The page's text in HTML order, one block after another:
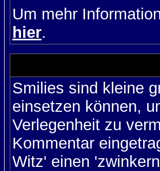
Um mehr
hier.
Smilies sind kleine
einsetzen können,
Verlegenheit zu
Kommentar
Witz' einen